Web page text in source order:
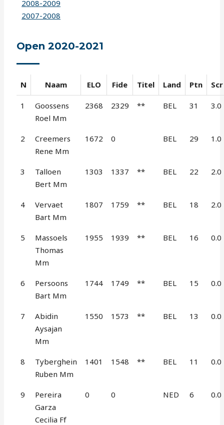
2008-2009
2007-2008
Open 2020-2021
N Naam ELO Fide Titel Land Ptn Scr
1
Goossens
Roel Mm
2368 2329 ** BEL 31 3.0
2
Creemers
Rene Mm
1672 0 BEL 29 1.0
3
Talloen
Bert Mm
1303 1337 ** BEL 22 2.0
4
Vervaet
Bart Mm
1807 1759 ** BEL 18 2.0
5
Massoels
Thomas
Mm
1955 1939 ** BEL 16 0.0
6
Persoons
Bart Mm
1744 1749 ** BEL 15 0.0
7
Abidin
Aysajan
Mm
1550 1573 ** BEL 13 0.0
8
Tyberghein
Ruben Mm
1401 1548 ** BEL 11 0.0
9
Pereira
Garza
Cecilia Ff
0 0 NED 6 0.0